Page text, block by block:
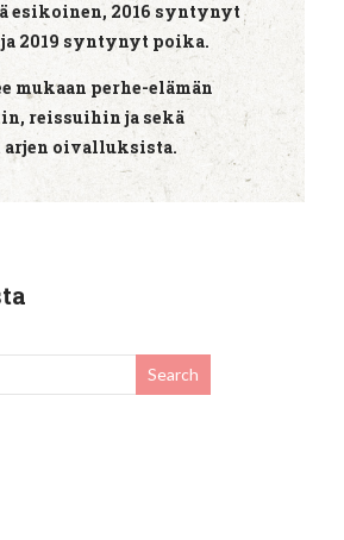
esikoinen, 2016 syntynyt
2019 syntynyt poika.
mukaan perhe-elämän
reissuihin ja sekä
arjen oivalluksista.